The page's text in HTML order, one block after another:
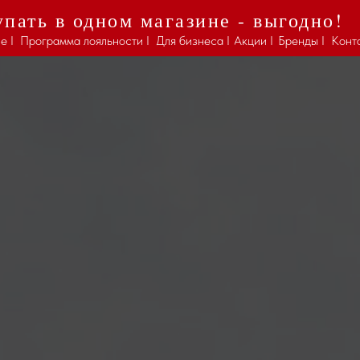
в одном магазине - выгодно!
Бренды I
Акции I
Для бизнеса I
Программа лояльности I
I